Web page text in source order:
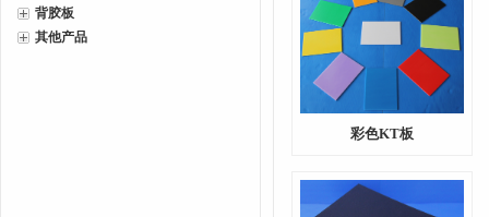
背胶板
其他产品
彩色KT板